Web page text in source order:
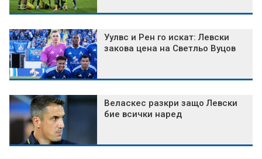
Уулвс и Рен го искат: Левски
закова цена на Светльо Вуцов
Веласкес разкри защо Левски
бие всички наред